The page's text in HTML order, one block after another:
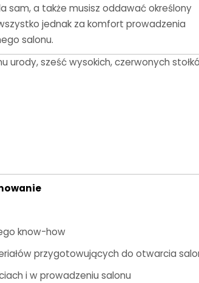
sam, a także musisz oddawać określony
jednak za komfort prowadzenia
salonu.
know-how
przygotowujących do otwarcia
i w prowadzeniu salonu